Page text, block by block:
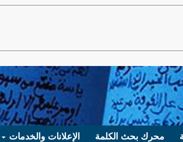
محرك بحث الكلمة الإعلانات والخدمات